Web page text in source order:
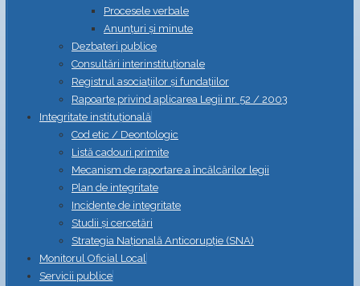
Procesele verbale
Anunțuri și minute
Dezbateri publice
Consultări interinstituționale
Registrul asociațiilor și fundațiilor
Rapoarte privind aplicarea Legii nr. 52 / 2003
Integritate instituțională
Cod etic / Deontologic
Listă cadouri primite
Mecanism de raportare a încălcărilor legii
Plan de integritate
Incidente de integritate
Studii și cercetări
Strategia Naţională Anticorupţie (SNA)
Monitorul Oficial Local
Servicii publice